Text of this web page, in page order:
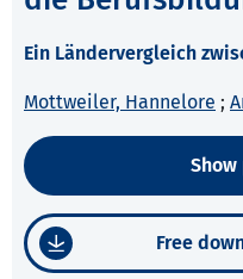
Ein Ländervergleich
Mottweiler, Hannelore ;
Free